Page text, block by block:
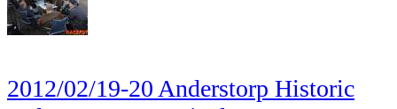
2012/02/19-20 Anderstorp Historic